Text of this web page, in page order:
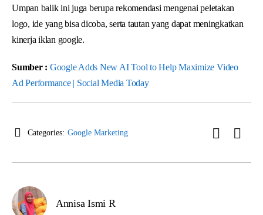
Umpan balik ini juga berupa rekomendasi mengenai peletakan
logo, ide yang bisa dicoba, serta tautan yang dapat meningkatkan
kinerja iklan google.
Sumber : Google Adds New AI Tool to Help Maximize Video
Ad Performance | Social Media Today
Categories: Google Marketing
Annisa Ismi R